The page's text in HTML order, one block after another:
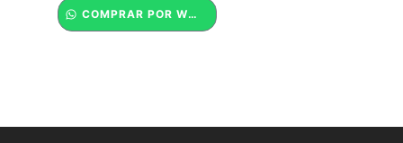
COMPRAR POR WHATSAPP